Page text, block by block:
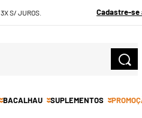
S/ JUROS. Cadastre-se
BACALHAU SUPLEMENTOS